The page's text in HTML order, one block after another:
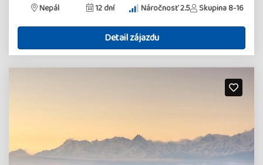
Nepál 12 dní Náročnosť 2.5 Skupina 8-16
Detail zájazdu